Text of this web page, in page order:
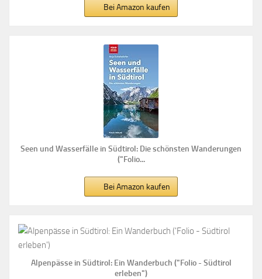
Bei Amazon kaufen
Seen und Wasserfälle in Südtirol: Die schönsten Wanderungen
("Folio...
Bei Amazon kaufen
Alpenpässe in Südtirol: Ein Wanderbuch ("Folio - Südtirol
erleben")